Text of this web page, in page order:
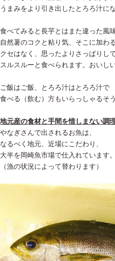
うまみをより引き出したとろろ汁に
食べてみると長芋とはまた違った風味
自然薯のコクと粘り気、そこに加わ
クセはなく、思ったよりさっぱりし
スルスルーと食べられます。おいしい
ご飯はご飯、とろろ汁はとろろ汁で
食べる（飲む）方もいらっしゃるそ
地元産の食材と手間を惜しまない調
やなぎさんで出されるお魚は、
なるべく地元、近場にこだわり、
大半を岡崎魚市場で仕入れています。
（漁の状況によって替わります）